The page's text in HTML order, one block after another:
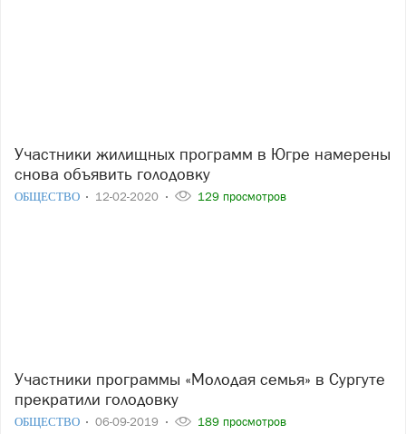
Участники жилищных программ в Югре намерены
снова объявить голодовку
ОБЩЕСТВО 12-02-2020 129 просмотров
Участники программы «Молодая семья» в Сургуте
прекратили голодовку
ОБЩЕСТВО 06-09-2019 189 просмотров